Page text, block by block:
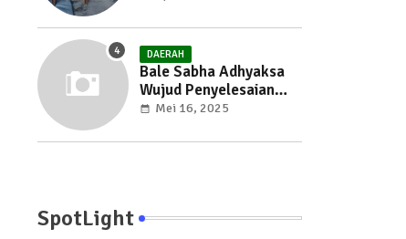
DAERAH
Bale Sabha Adhyaksa
Wujud Penyelesaian
Masalah DiDesa
Negeri Gianyar
Mei 16, 2025
SpotLight